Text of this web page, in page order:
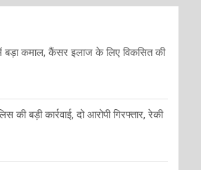
में बड़ा कमाल, कैंसर इलाज के लिए विकसित की
की बड़ी कार्रवाई, दो आरोपी गिरफ्तार, रेकी